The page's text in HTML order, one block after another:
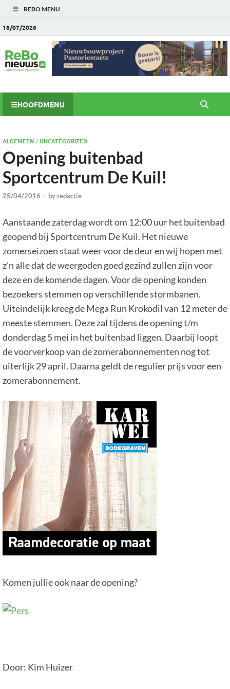
REBO MENU
18/07/2026
HOOFDMENU
ALGEMEEN/UNCATEGORIZED
Opening buitenbad
Sportcentrum De Kuil!
25/04/2016 - by redactie
Aanstaande zaterdag wordt om 12:00 uur het buitenbad
geopend bij Sportcentrum De Kuil. Het nieuwe
zomerseizoen staat weer voor de deur en wij hopen met
z’n alle dat de weergoden goed gezind zullen zijn voor
deze en de komende dagen. Voor de opening konden
bezoekers stemmen op verschillende stormbanen.
Uiteindelijk kreeg de Mega Run Krokodil van 12 meter de
meeste stemmen. Deze zal tijdens de opening t/m
donderdag 5 mei in het buitenbad liggen. Daarbij loopt
de voorverkoop van de zomerabonnementen nog tot
uiterlijk 29 april. Daarna geldt de regulier prijs voor een
zomerabonnement.
Komen jullie ook naar de opening?
Door: Kim Huizer